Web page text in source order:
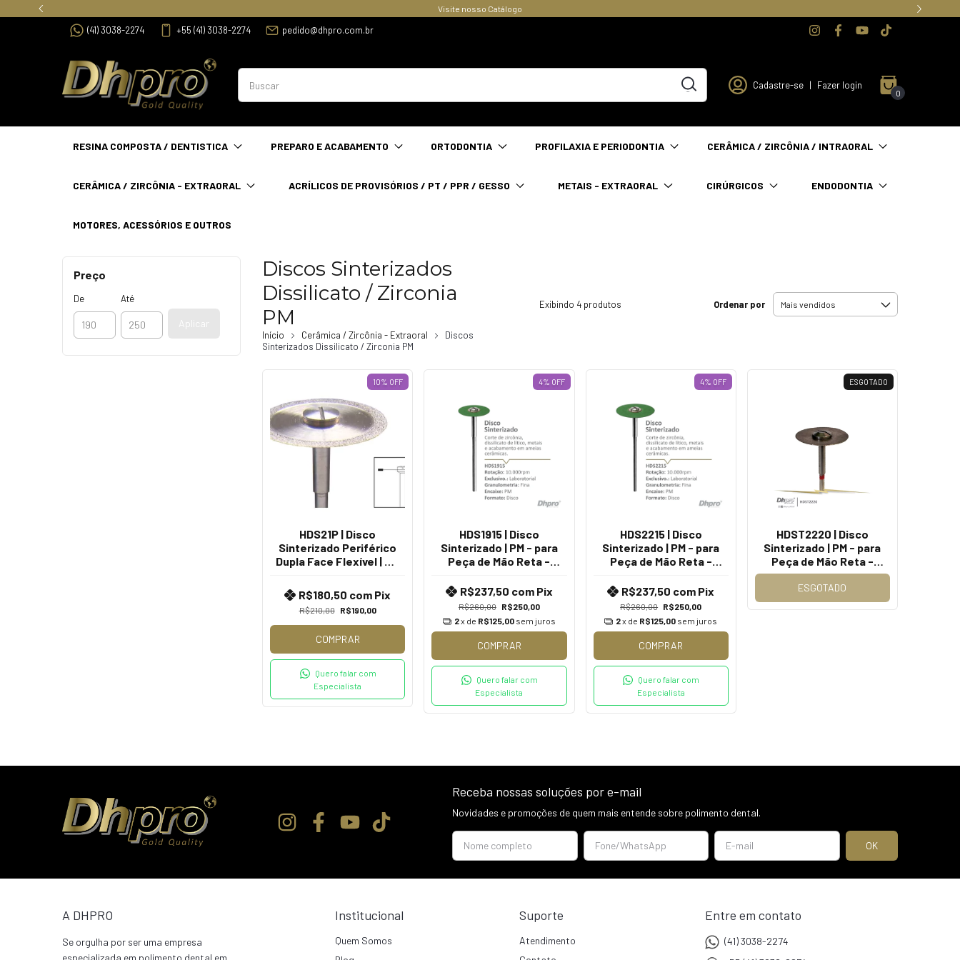
Visite nosso Catálogo
(41) 3038-2274 +55 (41) 3038-2274 pedido@dhpro.com.br
Cadastre-se | Fazer login
0
RESINA COMPOSTA / DENTISTICA PREPARO E ACABAMENTO ORTODONTIA PROFILAXIA E PERIODONTIA CERÂMICA / ZIRCÔNIA / INTRAORAL
CERÂMICA / ZIRCÔNIA - EXTRAORAL ACRÍLICOS DE PROVISÓRIOS / PT / PPR / GESSO METAIS - EXTRAORAL CIRÚRGICOS ENDODONTIA
MOTORES, ACESSÓRIOS E OUTROS
Preço
De Até
Aplicar
Discos Sinterizados
Dissilicato / Zirconia
PM
Início Cerâmica / Zircônia - Extraoral
Discos
Sinterizados Dissilicato / Zirconia PM
Exibindo 4 produtos Ordenar por
10% OFF
HDS21P | Disco
Sinterizado Periférico
Dupla Face Flexível | PM
Reta - Extra Oral
R$210,00 R$190,00
R$180,50 com Pix
COMPRAR
Quero falar com
Especialista
4% OFF
HDS1915 | Disco
Sinterizado | PM - para
Peça de Mão Reta -
R$260,00 R$250,00
R$237,50 com Pix
2x de R$125,00 sem juros
COMPRAR
Quero falar com
Especialista
4% OFF
HDS2215 | Disco
Sinterizado | PM - para
Peça de Mão Reta -
R$260,00 R$250,00
R$237,50 com Pix
2x de R$125,00 sem juros
COMPRAR
Quero falar com
Especialista
ESGOTADO
HDST2220 | Disco
Sinterizado | PM - para
Peça de Mão Reta -
Extra Oral.
ESGOTADO
Receba nossas soluções por e-mail
Novidades e promoções de quem mais entende sobre polimento dental.
A DHPRO
Se orgulha por ser uma empresa
especializada em polimento dental em
Institucional
Quem Somos
Suporte
Atendimento
Entre em contato
(41) 3038-2274